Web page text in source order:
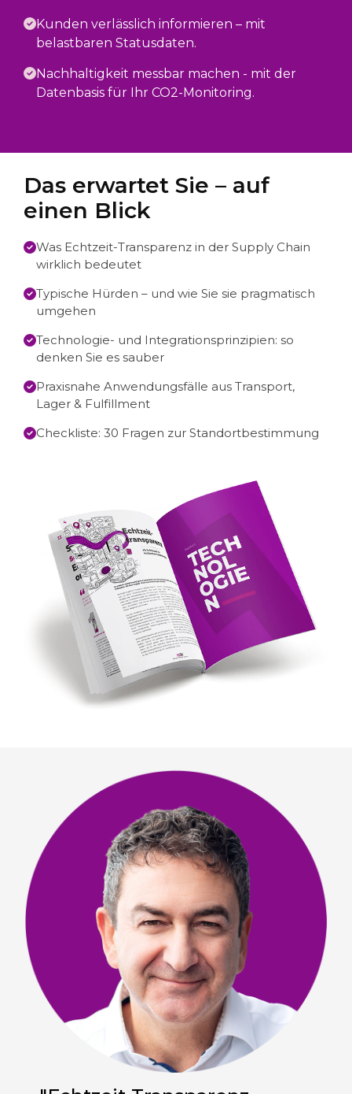
Kunden verlässlich informieren – mit
belastbaren Statusdaten.
Nachhaltigkeit messbar machen - mit der
Datenbasis für Ihr CO2-Monitoring.
Das erwartet Sie – auf
einen Blick
Was Echtzeit-Transparenz in der Supply Chain
wirklich bedeutet
Typische Hürden – und wie Sie sie pragmatisch
umgehen
Technologie- und Integrationsprinzipien: so
denken Sie es sauber
Praxisnahe Anwendungsfälle aus Transport,
Lager & Fulfillment
Checkliste: 30 Fragen zur Standortbestimmung